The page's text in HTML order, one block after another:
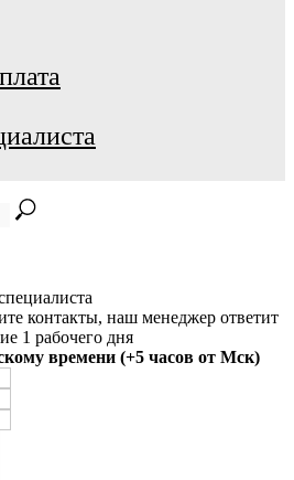
контакты, наш менеджер ответит
1 рабочего дня
времени (+5 часов от Мск)